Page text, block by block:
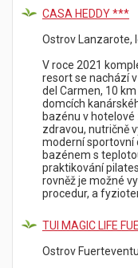
CASA HEDDY ***
Ostrov Lanzarote,
V roce 2021
resort se nachází
del Carmen, 10
domcích
bazénu v
zdravou, nutričně
moderní sportovní
bazénem s
praktikování
rovněž je možné
procedur, a
TUI MAGIC LIFE
Ostrov